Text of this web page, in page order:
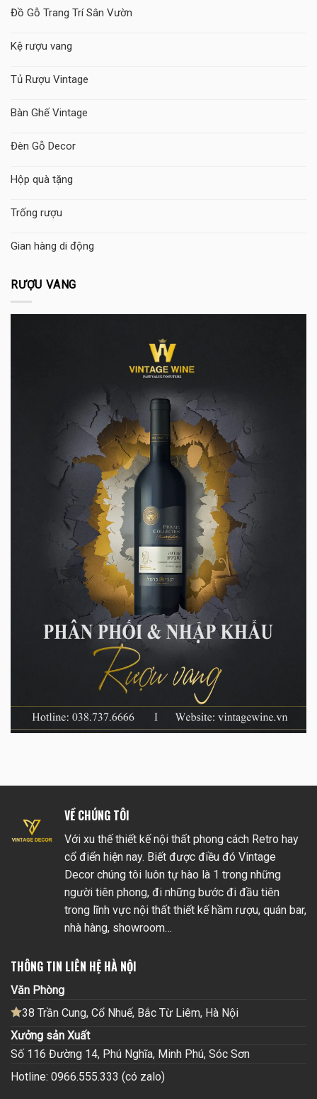
Đồ Gỗ Trang Trí Sân Vườn
Kệ rượu vang
Tủ Rượu Vintage
Bàn Ghế Vintage
Đèn Gỗ Decor
Hộp quà tặng
Trống rượu
Gian hàng di động
RƯỢU VANG
VỀ CHÚNG TÔI
Với xu thế thiết kế nội thất phong cách Retro hay
cổ điển hiện nay. Biết được điều đó Vintage
Decor chúng tôi luôn tự hào là 1 trong những
người tiên phong, đi những bước đi đầu tiên
trong lĩnh vực nội thất thiết kế hầm rượu, quán bar,
nhà hàng, showroom…
THÔNG TIN LIÊN HỆ HÀ NỘI
Văn Phòng
38 Trần Cung, Cổ Nhuế, Bắc Từ Liêm, Hà Nội
Xưởng sản Xuất
Số 116 Đường 14, Phú Nghĩa, Minh Phú, Sóc Sơn
Hotline: 0966.555.333 (có zalo)